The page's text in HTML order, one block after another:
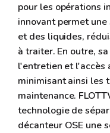
pour les opérations
innovant permet
et des liquides,
à traiter. En outre,
l'entretien et l'accès
minimisant ainsi les
maintenance.
technologie de
décanteur OSE une